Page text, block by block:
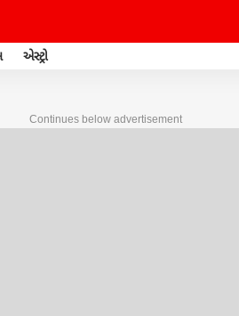
એસ્ટ્રો
Continues below advertisement